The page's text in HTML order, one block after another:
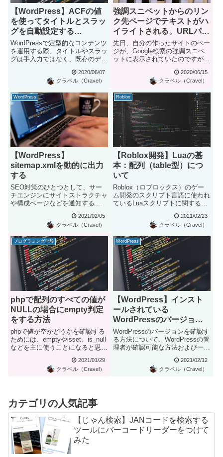
【WordPress】ACFの値
を使ってタイトルとスラッ
グを自動設定する
（Advanced Custom
Fields）
WordPressで定型的なコンテンツ
を運用する際、タイトルやスラッ
グは手入力ではなく、既存のデー
2020/06/07
クラベル（Cravel）
強調スニペットからのリン
ク先ページでテキストがハ
イライトされる。URLパラ
メータ”#:~:text=”の正体
先日、自分の作ったサイトのペー
ジが、Google検索の強調スニペ
ットに表示されていたのですが、
2020/06/15
クラベル（Cravel）
WordPress
【WordPress】
sitemap.xmlを動的に出力
する
SEO対策のひとつとして、サー
チエンジンにサイトストラクチャ
や構成ページなどを通知する
2021/02/05
クラベル（Cravel）
Roblox
【Roblox開発】Luaの基
本：配列（table型）につ
いて
Roblox（ロブロックス）のゲー
ム開発のスクリプト言語に使われ
ているLuaスクリプトに関する解
2021/02/23
クラベル（Cravel）
プログラミング全般
phpで配列のすべての値が
NULLの場合にempty判定
をする方法
phpで値が空かどうかを確認する
ためには、emptyやisset、is_null
などを主に使うことになると思い
2021/01/29
クラベル（Cravel）
WordPress
【WordPress】インスト
ールされている
WordPressのバージョン
を確認する7つの方法
WordPressのバージョンを確認す
る方法について、WordPressの管
理者が確認可能な方法および一般
2021/02/12
クラベル（Cravel）
カテゴリの人気記事
【じゃん検索】JANコードを検索する
ツールにバーコードリーダーをつけて
みた